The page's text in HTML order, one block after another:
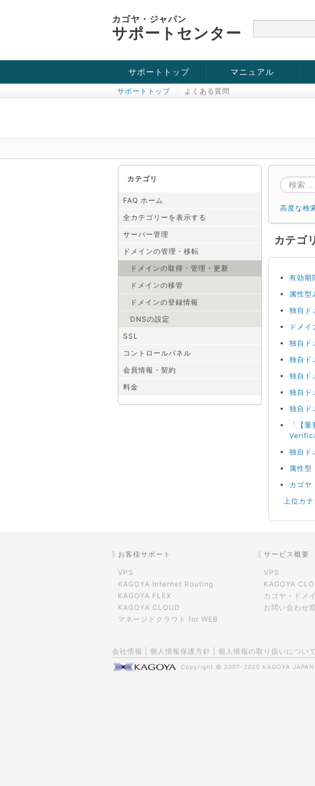
カゴヤ・ジャパン
サポートセンター
サポートトップ
お役立ち情報
チュートリアル
障害・メンテナンス情報
マニュアル
サポートトップ よくある質問
カテゴリ
FAQ ホーム
全カテゴリーを表示する
サーバー管理
ドメインの管理・移転
ドメインの取得・管理・更新
ドメインの移管
ドメインの登録情報
DNSの設定
SSL
コントロールパネル
会員情報・契約
料金
高度な検
カテゴ
有効期
属性型
独自ド
ドメ
独自ド
独自ド
独自ド
独自ド
独自ド
「【
独自ド
属性
カゴヤ
上位カ
お客様サポート
VPS
KAGOYA Internet Routing
KAGOYA FLEX
KAGOYA CLOUD
マネージドクラウド for WEB
サービス概要
VPS
KAGOYA
カゴヤ・ドメ
お問い合わせ
会社情報 個人情報保護方針 個人情報の取り扱いについて
Copyright © 2007-2020 KAGOYA JAPAN